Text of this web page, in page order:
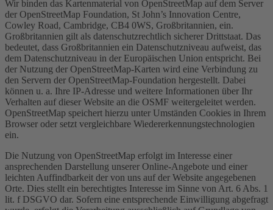
Wir binden das Kartenmaterial von OpenStreetMap auf dem Server
der OpenStreetMap Foundation, St John’s Innovation Centre,
Cowley Road, Cambridge, CB4 0WS, Großbritannien, ein.
Großbritannien gilt als datenschutzrechtlich sicherer Drittstaat. Das
bedeutet, dass Großbritannien ein Datenschutzniveau aufweist, das
dem Datenschutzniveau in der Europäischen Union entspricht. Bei
der Nutzung der OpenStreetMap-Karten wird eine Verbindung zu
den Servern der OpenStreetMap-Foundation hergestellt. Dabei
können u. a. Ihre IP-Adresse und weitere Informationen über Ihr
Verhalten auf dieser Website an die OSMF weitergeleitet werden.
OpenStreetMap speichert hierzu unter Umständen Cookies in Ihrem
Browser oder setzt vergleichbare Wiedererkennungstechnologien
ein.
Die Nutzung von OpenStreetMap erfolgt im Interesse einer
ansprechenden Darstellung unserer Online-Angebote und einer
leichten Auffindbarkeit der von uns auf der Website angegebenen
Orte. Dies stellt ein berechtigtes Interesse im Sinne von Art. 6 Abs. 1
lit. f DSGVO dar. Sofern eine entsprechende Einwilligung abgefragt